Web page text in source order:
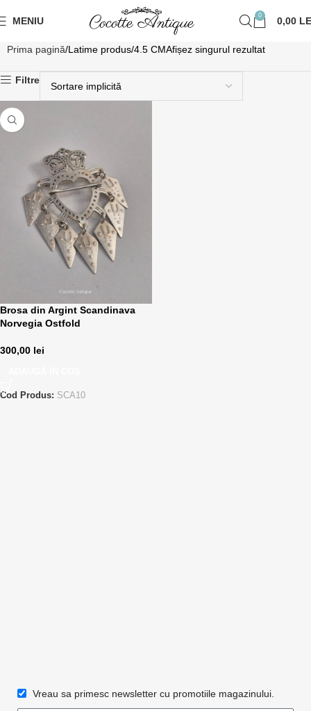
MENIU 0 0,00
Prima pagină Latime produs 4.5 CMAfișez singurul rezultat
Filtre
Brosa din Argint Scandinava
Norvegia Ostfold
300,00 lei
Cod Produs: SCA10
Vreau sa primesc newsletter cu promotiile magazinului.